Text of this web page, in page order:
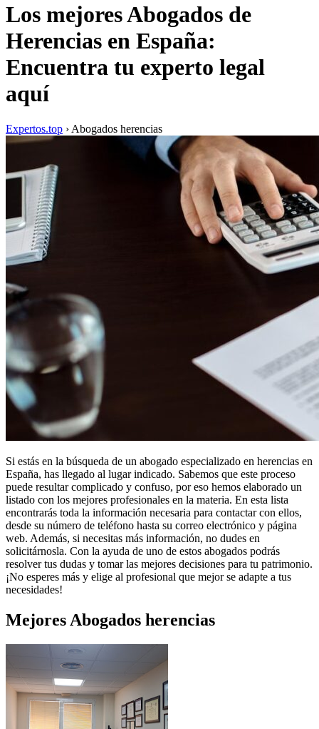
Los mejores Abogados de
Herencias en España:
Encuentra tu experto legal
aquí
Expertos.top › Abogados herencias
Si estás en la búsqueda de un abogado especializado en herencias en
España, has llegado al lugar indicado. Sabemos que este proceso
puede resultar complicado y confuso, por eso hemos elaborado un
listado con los mejores profesionales en la materia. En esta lista
encontrarás toda la información necesaria para contactar con ellos,
desde su número de teléfono hasta su correo electrónico y página
web. Además, si necesitas más información, no dudes en
solicitárnosla. Con la ayuda de uno de estos abogados podrás
resolver tus dudas y tomar las mejores decisiones para tu patrimonio.
¡No esperes más y elige al profesional que mejor se adapte a tus
necesidades!
Mejores Abogados herencias